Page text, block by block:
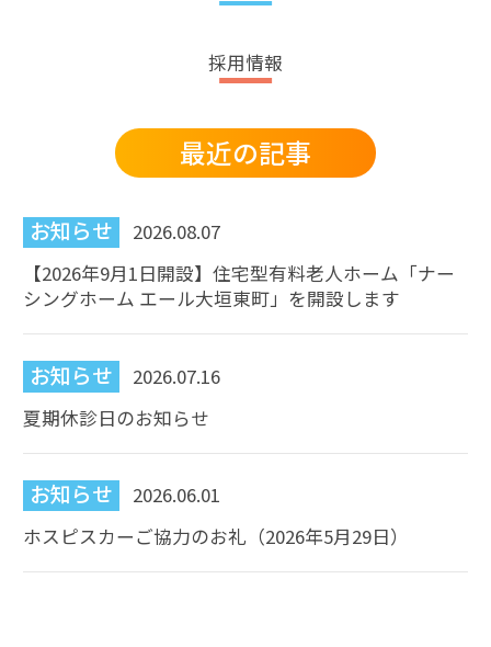
採用情報
最近の記事
お知らせ
2026.08.07
【2026年9月1日開設】住宅型有料老人ホーム「ナー
シングホーム エール大垣東町」を開設します
お知らせ
2026.07.16
夏期休診日のお知らせ
お知らせ
2026.06.01
ホスピスカーご協力のお礼（2026年5月29日）